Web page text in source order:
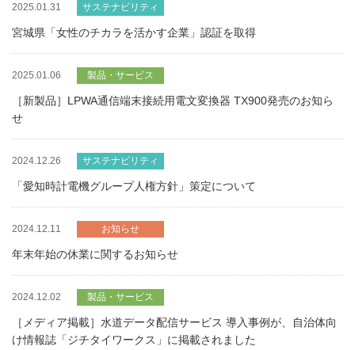
2025.01.31 サステナビリティ
宮城県「女性のチカラを活かす企業」認証を取得
2025.01.06 製品・サービス
［新製品］LPWA通信端末接続用電文変換器 TX900発売のお知ら
せ
2024.12.26 サステナビリティ
「愛知時計電機グループ人権方針」策定について
2024.12.11 お知らせ
年末年始の休業に関するお知らせ
2024.12.02 製品・サービス
［メディア掲載］水道データ配信サービス 導入事例が、自治体向
け情報誌「ジチタイワークス」に掲載されました